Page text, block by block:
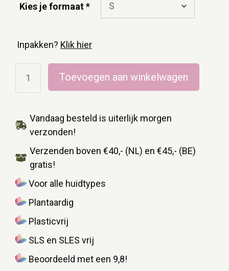
Kies je formaat
Inpakken? Klik hier
Toevoegen aan winkelwagen
Vandaag besteld is uiterlijk morgen
verzonden!
Verzenden boven €40,- (NL) en €45,- (BE)
gratis!
Voor alle huidtypes
Plantaardig
Plasticvrij
SLS en SLES vrij
Beoordeeld met een 9,8!